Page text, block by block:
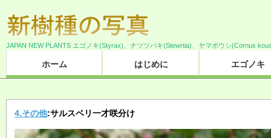
JAPAN NEW PLANTS エゴノキ(Styrax)、ナツツバキ(Stewrtia)、ヤマボウシ(Cornus
ホーム はじめに エゴノキ
4.その他:サルスベリ一才咲分け